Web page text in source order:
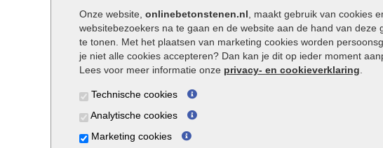
Onze website, onlinebetonstenen.nl , maakt gebruik van cookies
websitebezoekers na te gaan en de website aan de hand van
te tonen. Met het plaatsen van marketing cookies worden
je niet alle cookies accepteren? Dan kan je dit op ieder moment
Lees voor meer informatie onze privacy- en cookieverklaring
Technische cookies
Analytische cookies
Marketing cookies
Patio tegels
Siertegels
Stoeptegels
Straattegels
Terrastegels
Buitentegels
Grote terrastegels
Straatstenen
Straatklinkers
Trommelstenen
Tuinstenen
Waalformaat